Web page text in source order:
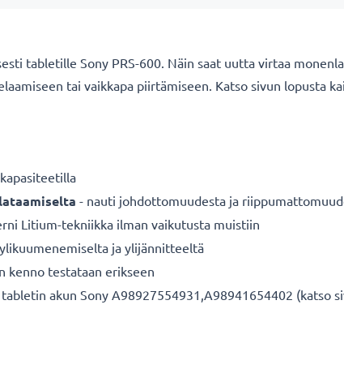
tabletille Sony PRS-600. Näin saat uutta virtaa
tai vaikkapa piirtämiseen. Katso sivun lopusta
- nauti johdottomuudesta ja
Litium-tekniikka ilman vaikutusta muistiin
ja ylijännitteeltä
kenno testataan erikseen
akun Sony A98927554931,A98941654402 (katso